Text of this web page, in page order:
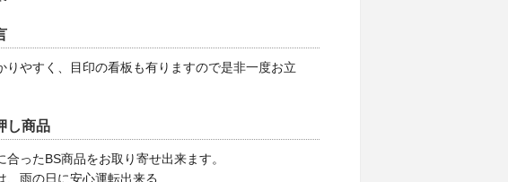
りやすく、目印の看板も有りますので是非一度お立
し商品
合ったBS商品をお取り寄せ出来ます。
、雨の日に安心運転出来る